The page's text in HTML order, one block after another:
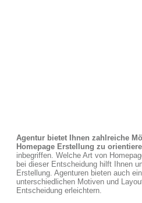
Agentur bietet Ihnen zahlreiche
Homepage Erstellung zu
inbegriffen. Welche Art von
bei dieser Entscheidung hilft Ihnen
Erstellung. Agenturen bieten auch
unterschiedlichen Motiven und
Entscheidung erleichtern.